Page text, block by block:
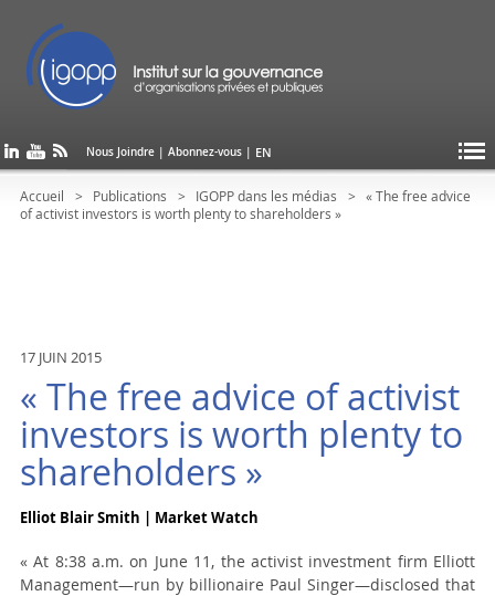
Nous Joindre |Abonnez-vous | EN
Accueil Publications IGOPP dans les médias
« The free advice
of activist investors is worth plenty to shareholders »
17 JUIN 2015
« The free advice of activist
investors is worth plenty to
shareholders »
Elliot Blair Smith | Market Watch
« At 8:38 a.m. on June 11, the activist investment firm Elliott
Management—run by billionaire Paul Singer—disclosed that